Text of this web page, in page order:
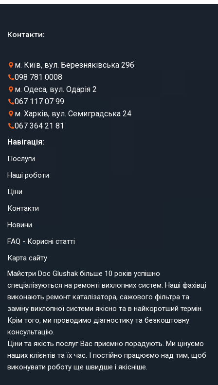
Контакти:
м. Київ, вул. Березняківська 29б
098 781 0008
м. Одеса, вул. Одарія 2
067 117 07 99
м. Харків, вул. Семиградська 24
067 364 21 81
Навігація:
Послуги
Наші роботи
Ціни
Контакти
Новини
FAQ - Корисні статті
Карта сайту
Майстри Doc Glushak більше 10 років успішно
спеціалізуються на ремонті вихлопних систем. Наші фахівці
виконають ремонт каталізатора, сажового фільтра та
заміну вихлопної системи якісно та в найкоротший термін.
Крім того, ми проводимо діагностику та безкоштовну
консультацію.
Ціни та якість послуг Вас приємно порадують. Ми цінуємо
наших клієнтів та їх час. І постійно працюємо над тим, щоб
виконувати роботу ще швидше і якісніше.